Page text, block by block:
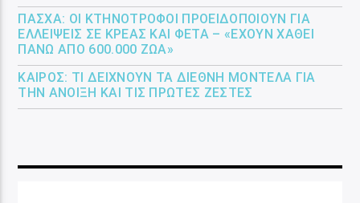
ΠΆΣΧΑ: ΟΙ ΚΤΗΝΟΤΡΌΦΟΙ ΠΡΟΕΙΔΟΠΟΙΟΎΝ ΓΙΑ
ΕΛΛΕΊΨΕΙΣ ΣΕ ΚΡΈΑΣ ΚΑΙ ΦΈΤΑ – «ΈΧΟΥΝ ΧΑΘΕΊ
ΠΆΝΩ ΑΠΌ 600.000 ΖΏΑ»
ΚΑΙΡΌΣ: ΤΙ ΔΕΊΧΝΟΥΝ ΤΑ ΔΙΕΘΝΉ ΜΟΝΤΈΛΑ ΓΙΑ
ΤΗΝ ΆΝΟΙΞΗ ΚΑΙ ΤΙΣ ΠΡΏΤΕΣ ΖΈΣΤΕΣ